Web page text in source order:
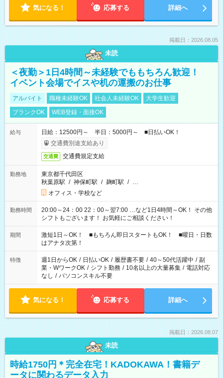
気になる！ 応募する 詳細へ
掲載日：2026.08.05
未読
＜夜勤＞1日4時間～未経験でももちろん歓迎！
イベント会場でイスや机の運搬のお仕事
アルバイト 職種未経験OK 社会人未経験OK
大学生歓迎
ブランクOK
WEB登録・面接OK
給与
日給：12500円～ 半日：5000円～ ■日払いOK！
交通費別途支給あり
交通費 交通費規定支給
勤務地
東京都千代田区
秋葉原駅 / 神保町駅 / 麹町駅 / …
オフィス・学校など
勤務時間
20:00～24：00 22：00～翌7:00 …など1日4時間～OK！ その他
シフトもございます！ お気軽にご相談ください！
期間
激短1日～OK！ ■もちろん即日スタートもOK！ ■曜日・日数
はアナタ次第！
特徴 週1日からOK / 日払いOK / 履歴書不要 / 40～50代活躍中 / 副
業・WワークOK / シフト勤務 / 10名以上の大量募集 / 電話対応
なし / パソコンスキル不要
気になる！ 応募する 詳細へ
掲載日：2026.08.07
未読
時給1750円＊完全在宅！KADOKAWA！書籍デ
ータに関わるデータ入力